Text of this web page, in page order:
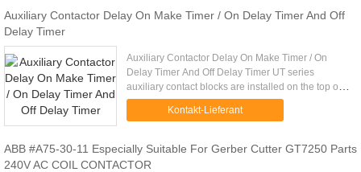
Auxiliary Contactor Delay On Make Timer / On Delay Timer And Off
Delay Timer
Auxiliary Contactor Delay On Make Timer / On
Delay Timer And Off Delay Timer UT series
auxiliary contact blocks are installed on the top of
UKC1 series AC contactor for expanding the
couples of auxiliary ...
Kontakt-Lieferant
ABB #A75-30-11 Especially Suitable For Gerber Cutter GT7250 Parts
240V AC COIL CONTACTOR